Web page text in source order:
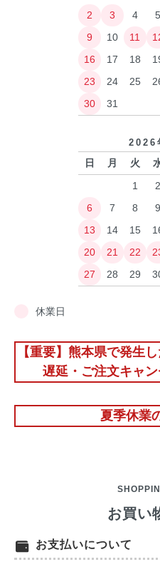
2
3 4 5
9
10 11
16
17 18
23
24 25
30
31
2026
日 月 火
1
2
6
7 8 9
13
14 15
20
21 22
27
28 29
休業日
【重要】熊本県で発生
遅延・ご注文キャ
夏季休業
お買い
お支払いについて